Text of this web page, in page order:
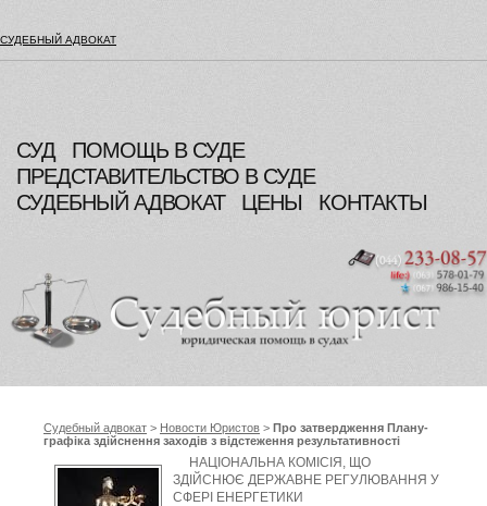
СУДЕБНЫЙ АДВОКАТ
СУД
ПОМОЩЬ В СУДЕ
ПРЕДСТАВИТЕЛЬСТВО В СУДЕ
СУДЕБНЫЙ АДВОКАТ
ЦЕНЫ КОНТАКТЫ
Судебный адвокат > Новости Юристов > Про затвердження Плану-
графіка здійснення заходів з відстеження результативності
державне регулювання у сфері енергетики
НАЦІОНАЛЬНА КОМІСІЯ, ЩО
ЗДІЙСНЮЄ ДЕРЖАВНЕ РЕГУЛЮВАННЯ У
СФЕРІ ЕНЕРГЕТИКИ